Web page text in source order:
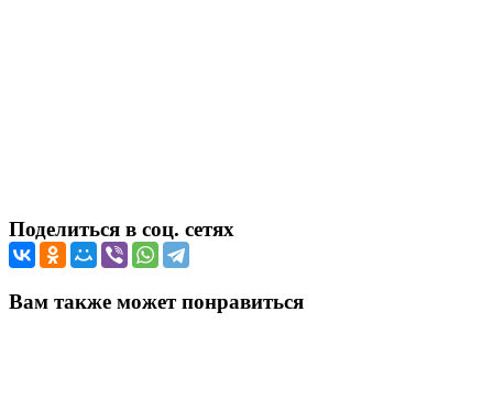
Поделиться в соц. сетях
Вам также может понравиться